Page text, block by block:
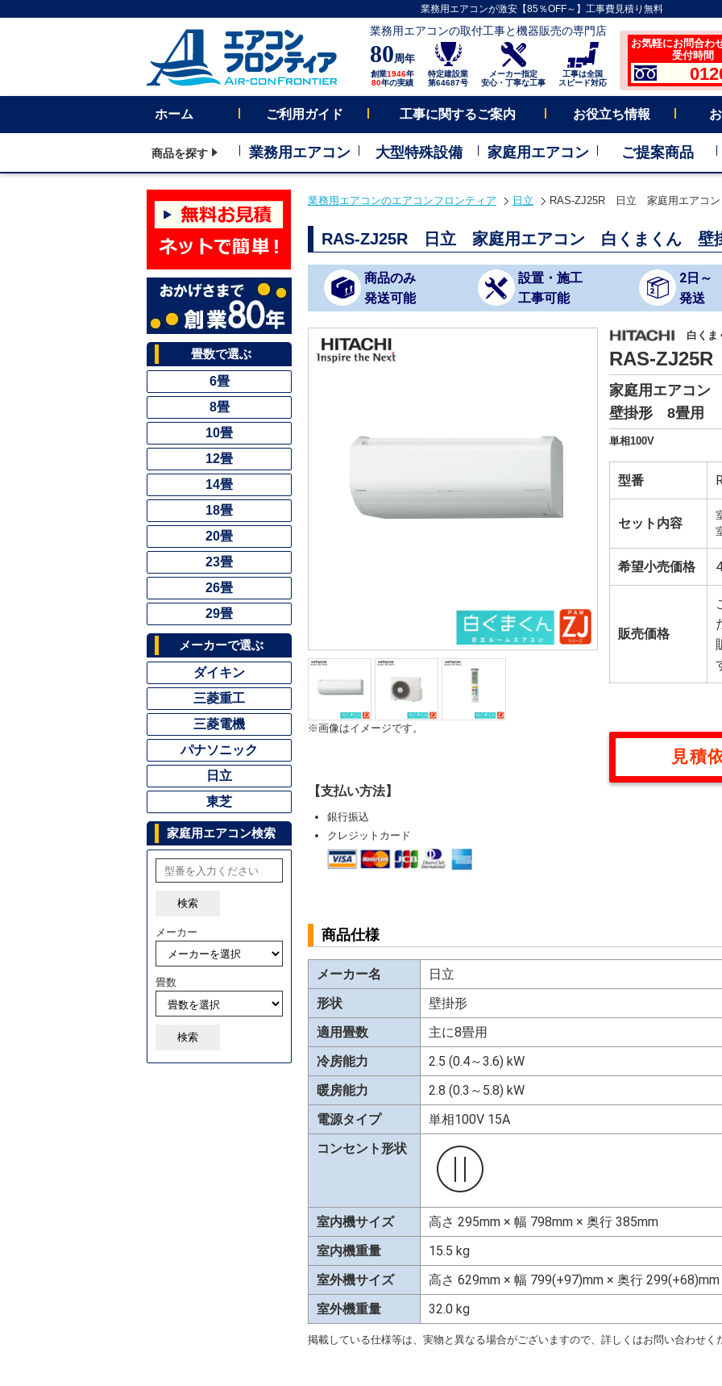
業務用エアコンが激安【85％OFF～】工事費見積り無料
業務用エアコンの取付工事と機器販売の専門店
80周年
創業1946年
80年の実績
特定建設業
第64687号
メーカー指定
安心・丁寧な工事
工事は全国
スピード対応
お気軽にお問合わ
受付時間
ホーム ご利用ガイド 工事に関するご案内 お役立ち情報
商品を探す 業務用エアコン 大型特殊設備 家庭用エアコン ご提案商品
畳数で選ぶ
6畳
8畳
10畳
12畳
14畳
18畳
20畳
23畳
26畳
29畳
メーカーで選ぶ
ダイキン
三菱重工
三菱電機
パナソニック
日立
東芝
家庭用エアコン検索
検索
メーカー
畳数
検索
業務用エアコンのエアコンフロンティア 日立 RAS-ZJ25R 日立 家庭用エアコ
RAS-ZJ25R 日立 家庭用エアコン 白くまくん
商品のみ
発送可能
設置・施工
工事可能
2日～
発送
※画像はイメージです。
【支払い方法】
銀行振込
クレジットカード
白くま
RAS-ZJ25R
家庭用エアコン
壁掛形 8畳用
単相100V
型番
セット内容
希望小売価格
販売価格
見積
商品仕様
メーカー名
日立
形状
壁掛形
適用畳数
主に8畳用
冷房能力
2.5 (0.4～3.6) kW
暖房能力
2.8 (0.3～5.8) kW
電源タイプ
単相100V 15A
コンセント形状
室内機サイズ
高さ 295mm × 幅 798mm × 奥行 385mm
室内機重量
15.5 kg
室外機サイズ
高さ 629mm × 幅 799(+97)mm × 奥行 299(+68)mm
室外機重量
32.0 kg
掲載している仕様等は、実物と異なる場合がございますので、詳しくはお問い合わせく